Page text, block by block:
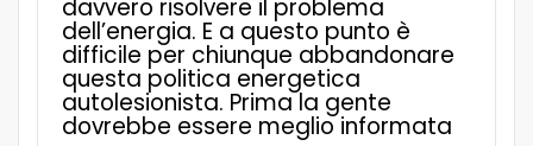
davvero risolvere il problema
dell’energia. E a questo punto è
difficile per chiunque abbandonare
questa politica energetica
autolesionista. Prima la gente
dovrebbe essere meglio informata